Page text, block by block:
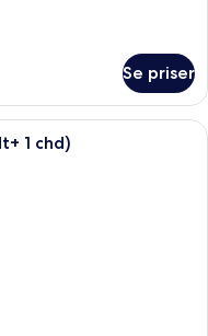
Se priser
med ett vitt räcke, ett
1 chd)